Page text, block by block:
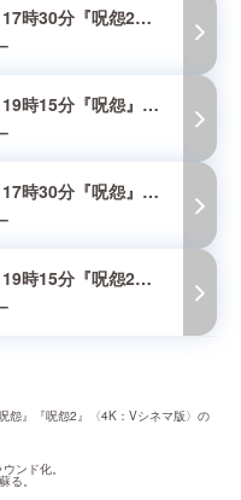
9月16日（火）17時30分『呪怨2』〈4K：シネマ版〉上映回
9月16日（火）19時15分『呪怨』〈4K：シネマ版〉上映回
9月17日（水）17時30分『呪怨』〈4K：シネマ版〉上映回
9月17日（水）19時15分『呪怨2』〈4K：シネマ版〉上映回
怨』『呪怨2』〈4K：Vシネマ版〉の
ンド化。
る。